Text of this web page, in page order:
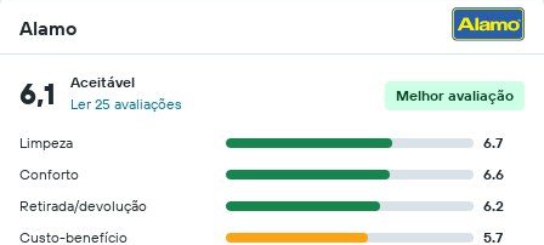
Alamo
6,1
Aceitável
Ler 25 avaliações
Melhor avaliação
Limpeza
6.7
Conforto
6.6
Retirada/devolução
6.2
Custo-benefício
5.7